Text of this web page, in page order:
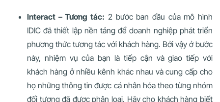
Interact – Tương tác: 2 bước ban đầu của mô hình
IDIC đã thiết lập nền tảng để doanh nghiệp phát triển
phương thức tương tác với khách hàng. Bởi vậy ở bước
này, nhiệm vụ của bạn là tiếp cận và giao tiếp với
khách hàng ở nhiều kênh khác nhau và cung cấp cho
họ những thông tin được cá nhân hóa theo từng nhóm
đối tượng đã được phân loại. Hãy cho khách hàng biết